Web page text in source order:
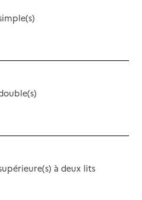
à deux lits